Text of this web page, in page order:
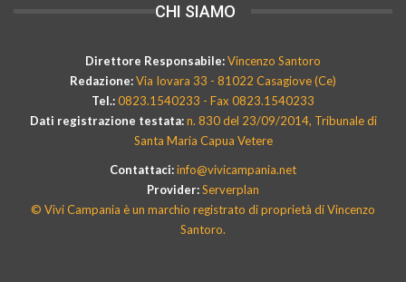
CHI SIAMO
Direttore Responsabile:Vincenzo Santoro
Redazione:Via Iovara 33 - 81022 Casagiove (Ce)
Tel.:0823.1540233 - Fax 0823.1540233
Dati registrazione testata:n. 830 del 23/09/2014, Tribunale di
Santa Maria Capua Vetere
Contattaci:info@vivicampania.net
Provider:Serverplan
© Vivi Campania è un marchio registrato di proprietà di Vincenzo
Santoro.